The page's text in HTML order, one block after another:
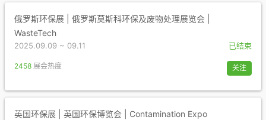
俄罗斯环保展 | 俄罗斯莫斯科环保及废物处理展览会 |
WasteTech
2025.09.09 ~ 09.11 已结束
2458 展会热度 关注
英国环保展 | 英国环保博览会 | Contamination Expo